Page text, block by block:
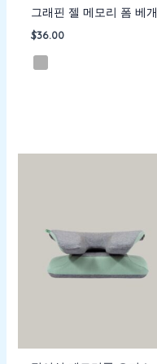
그래핀 젤 메모리 폼 베개
$36.00